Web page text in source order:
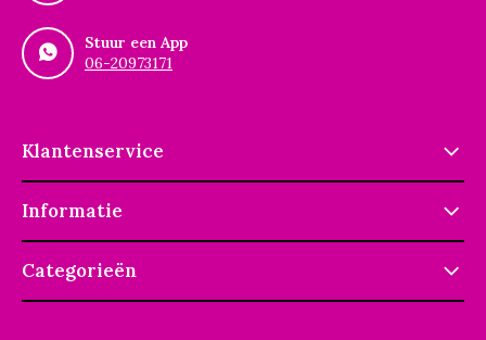
Stuur een App
06-20973171
Klantenservice
Informatie
Categorieën